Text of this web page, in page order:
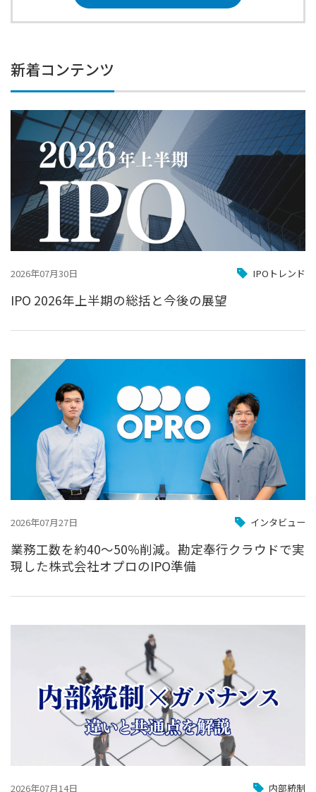
新着コンテンツ
2026年07月30日 IPOトレンド
IPO 2026年上半期の総括と今後の展望
2026年07月27日 インタビュー
業務工数を約40〜50%削減。勘定奉行クラウドで実
現した株式会社オプロのIPO準備
2026年07月14日 内部統制